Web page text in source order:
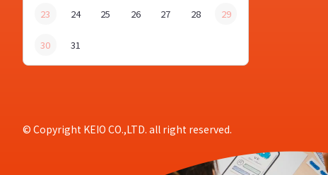
23 24 25 26 27 28 29
30 31
© Copyright KEIO CO.,LTD. all right reserved.